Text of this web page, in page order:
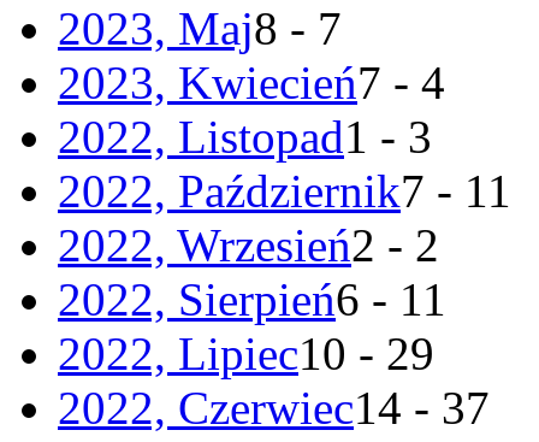
2023, Maj8 - 7
2023, Kwiecień7 - 4
2022, Listopad1 - 3
2022, Październik7 - 11
2022, Wrzesień2 - 2
2022, Sierpień6 - 11
2022, Lipiec10 - 29
2022, Czerwiec14 - 37